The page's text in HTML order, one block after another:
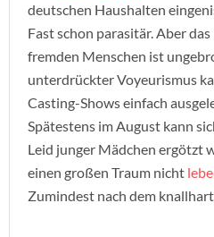
deutschen Haushalten
Fast schon parasitär. Aber
fremden Menschen ist
unterdrückter Voyeurismus
Casting-Shows einfach
Spätestens im August kann
Leid junger Mädchen ergötzt
einen großen Traum nicht
Zumindest nach dem